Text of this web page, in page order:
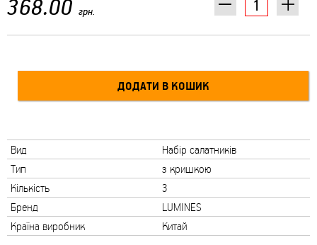
368.00 грн.
Вид
Набір салатників
Тип
з кришкою
Кількість
3
Бренд
LUMINES
Країна виробник
Китай